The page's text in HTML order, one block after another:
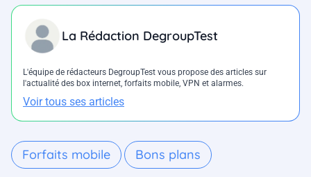
La Rédaction DegroupTest
L'équipe de rédacteurs DegroupTest vous propose des articles sur
l'actualité des box internet, forfaits mobile, VPN et alarmes.
Voir tous ses articles
Forfaits mobile Bons plans